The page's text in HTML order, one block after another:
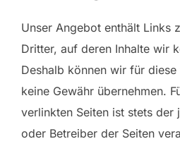
Unser Angebot enthält Links
Dritter, auf deren Inhalte wir
Deshalb können wir für
keine Gewähr übernehmen.
verlinkten Seiten ist stets der
oder Betreiber der Seiten